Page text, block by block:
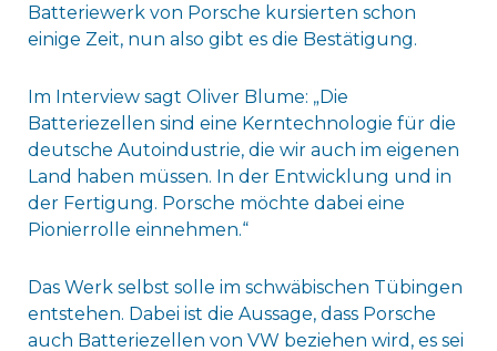
Batteriewerk von Porsche kursierten schon
einige Zeit, nun also gibt es die Bestätigung.
Im Interview sagt Oliver Blume: „Die
Batteriezellen sind eine Kerntechnologie für die
deutsche Autoindustrie, die wir auch im eigenen
Land haben müssen. In der Entwicklung und in
der Fertigung. Porsche möchte dabei eine
Pionierrolle einnehmen.“
Das Werk selbst solle im schwäbischen Tübingen
entstehen. Dabei ist die Aussage, dass Porsche
auch Batteriezellen von VW beziehen wird, es sei